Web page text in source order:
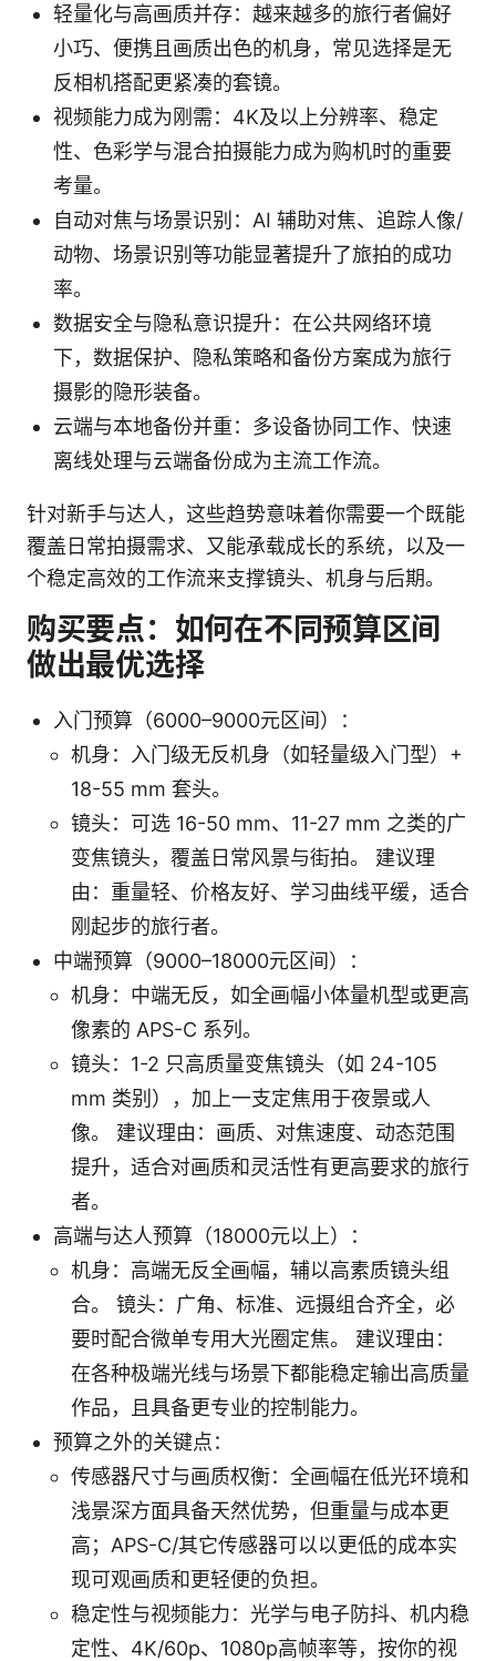
轻量化与高画质并存：越来越多的旅行者偏好
小巧、便携且画质出色的机身，常见选择是无
反相机搭配更紧凑的套镜。
视频能力成为刚需：4K及以上分辨率、稳定
性、色彩学与混合拍摄能力成为购机时的重要
考量。
自动对焦与场景识别：AI 辅助对焦、追踪人像/
动物、场景识别等功能显著提升了旅拍的成功
率。
数据安全与隐私意识提升：在公共网络环境
下，数据保护、隐私策略和备份方案成为旅行
摄影的隐形装备。
云端与本地备份并重：多设备协同工作、快速
离线处理与云端备份成为主流工作流。
针对新手与达人，这些趋势意味着你需要一个既能
覆盖日常拍摄需求、又能承载成长的系统，以及一
个稳定高效的工作流来支撑镜头、机身与后期。
购买要点：如何在不同预算区间
做出最优选择
入门预算（6000–9000元区间）：
机身：入门级无反机身（如轻量级入门型）+
18-55 mm 套头。
镜头：可选 16-50 mm、11-27 mm 之类的广
变焦镜头，覆盖日常风景与街拍。 建议理
由：重量轻、价格友好、学习曲线平缓，适合
刚起步的旅行者。
中端预算（9000–18000元区间）：
机身：中端无反，如全画幅小体量机型或更高
像素的 APS-C 系列。
镜头：1-2 只高质量变焦镜头（如 24-105
mm 类别），加上一支定焦用于夜景或人
像。 建议理由：画质、对焦速度、动态范围
提升，适合对画质和灵活性有更高要求的旅行
者。
高端与达人预算（18000元以上）：
机身：高端无反全画幅，辅以高素质镜头组
合。 镜头：广角、标准、远摄组合齐全，必
要时配合微单专用大光圈定焦。 建议理由：
在各种极端光线与场景下都能稳定输出高质量
作品，且具备更专业的控制能力。
预算之外的关键点：
传感器尺寸与画质权衡：全画幅在低光环境和
浅景深方面具备天然优势，但重量与成本更
高；APS-C/其它传感器可以以更低的成本实
现可观画质和更轻便的负担。
稳定性与视频能力：光学与电子防抖、机内稳
定性、4K/60p、1080p高帧率等，按你的视